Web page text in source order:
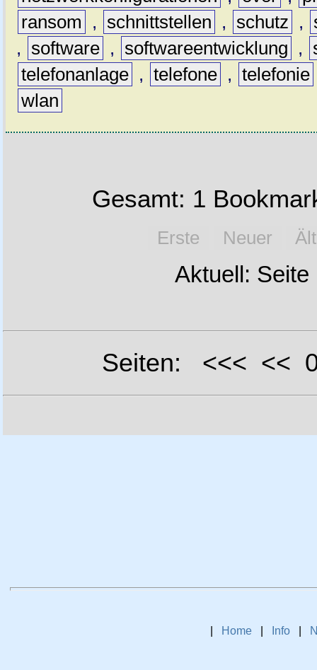
ransom
, schnittstellen , schutz ,
,
software , softwareentwicklung ,
telefonanlage , telefone , telefonie
wlan
Gesamt: 1
Erste Neuer
Aktuell: Seite
Seiten: <<< <<
Home Info